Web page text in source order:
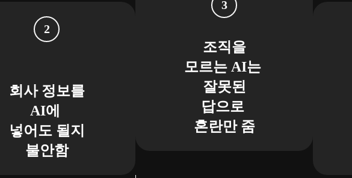
회사 정보를
AI에
넣어도 될지
불안함
조직을
모르는 AI는
잘못된
답으로
혼란만 줌